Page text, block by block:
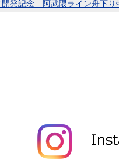
開発記念 阿武隈ライン舟下り